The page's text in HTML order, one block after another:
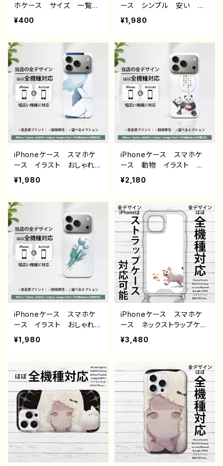
ホケース サイズ 一覧
選び方 iPhoneケース A
eria GooglePixel AQ
UOS OPPO ワイモバイ
ル etc. 手帳型 全機種
対応
¥400
ース シンプル 安い か
っこいい おしゃれ クー
ル メンズ 高校生 男
気 クリエイター iPhone
15/14/13/12/11 AQUOS s
ense 4 5 6 Xperia Go
oglepixel Galaxy And
roid アンドロイド ケー
ス ノンブランド オリジナ
ル デザイン グッズ タイ
トル：シンプル スマホケース
PART193 J1-9
¥1,980
iPhoneケース スマホケ
ース イラスト おしゃれ
花柄 エモい レディー
ス AQUOS sense 2 3 4
Xperia Googlepixel
Galaxy おすすめ 個
性的 人気 イラストレー
ター クリエイター 絵
師 Android アンドロイ
ド ケース オリジナル
デザイン グッズ タイト
ル：ネモフィラ 作：栞音 F
-5
¥1,980
iPhoneケース スマホケ
ース 動物 イラスト ゆ
るかわ 可愛い おもしろ
スマホケース 面白いiPho
系 ゆるい iPhone5/6/6
s/7/8/XS/11/12/13 AQU
OS Xperia Googlepix
el 人気 イラストレータ
ー クリエイター 絵師
個性的 Android アンド
ロイド 携帯 ハード ケ
ース グッズ スマホカバ
ー アイフォンケース 悪
いことを言うパンダ タイト
ル：ラーメンについて悪いこ
と言うパンダ 子パンダ付
¥2,180
iPhoneケース スマホケ
ース イラスト おしゃれ
花柄 エモい レディー
ス AQUOS sense 2 3 4
Xperia Googlepixel
Galaxy おすすめ 個
性的 人気 イラストレー
ター クリエイター 絵
師 Android アンドロイ
ド ケース オリジナル
デザイン グッズ タイト
音 F-5
¥1,980
iPhoneケース スマホケ
ース ネックストラップケー
ス 動物 イラスト ね
こ 猫 かわいい シンプ
いい おしゃれ 金魚 メ
ンズ レディース iPhone
15/14/13/12/11 AQUOS
Xperia Googlepixel
Galaxy Android アンド
ロイド ケース アイフォン
ケース スマホカバー 携
帯 ハード カバー おす
すめ 個性的 人気 イラ
ストレーター 絵師 クリ
¥3,480